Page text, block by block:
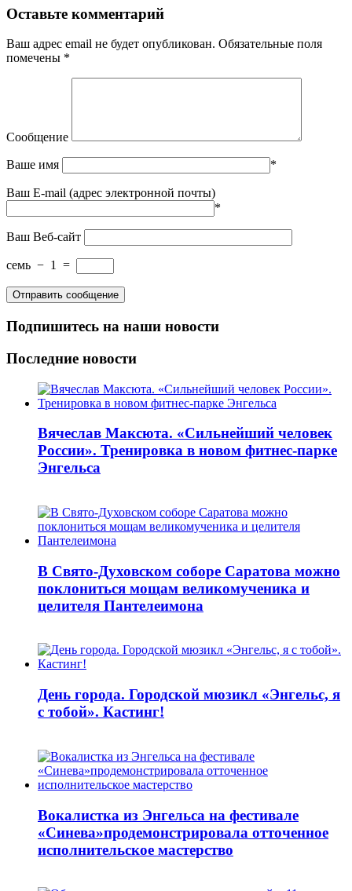
Оставьте комментарий
Ваш адрес email не будет опубликован. Обязательные поля
помечены *
Сообщение
Ваше имя *
Ваш E-mail (адрес электронной почты)
*
Ваш Веб-сайт
семь − 1 =
Подпишитесь на наши новости
Последние новости
Вячеслав Максюта. «Сильнейший человек
России». Тренировка в новом фитнес-парке
Энгельса
В Свято-Духовском соборе Саратова можно
поклониться мощам великомученика и
целителя Пантелеимона
День города. Городской мюзикл «Энгельс, я
с тобой». Кастинг!
Вокалистка из Энгельса на фестивале
«Синева»продемонстрировала отточенное
исполнительское мастерство